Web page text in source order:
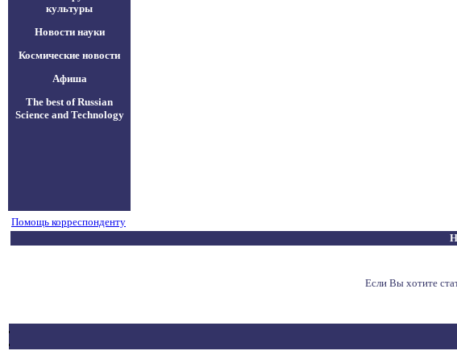
культуры
Новости науки
Космические новости
Афиша
The best of Russian
Science and Technology
Помощь корреспонденту
Если Вы хотите